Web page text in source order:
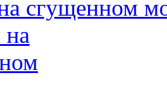
сгущенном